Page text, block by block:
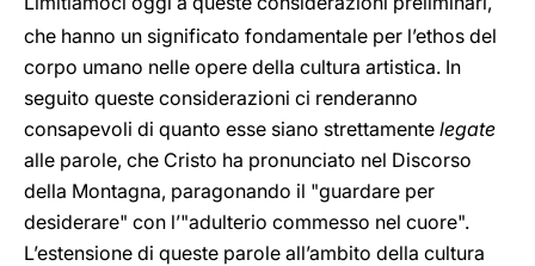
che hanno un significato fondamentale per l’ethos del
corpo umano nelle opere della cultura artistica. In
seguito queste considerazioni ci renderanno
consapevoli di quanto esse siano strettamente legate
alle parole, che Cristo ha pronunciato nel Discorso
della Montagna, paragonando il "guardare per
desiderare" con l’"adulterio commesso nel cuore".
L’estensione di queste parole all’ambito della cultura